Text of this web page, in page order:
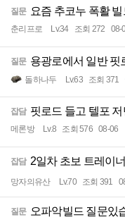
질문 요즘 추코누 폭활
춘리프로 Lv.34 조회 272 08-
질문 용광로에서 일반 핏
돌하나두 Lv.63 조회 371
잡담 핏로드 들고 텔포
메론방 Lv.8 조회 576 08-06
잡담 2일차 초보 트레이
망자의유산 Lv.70 조회 391
질문 오파악빌드 질문있